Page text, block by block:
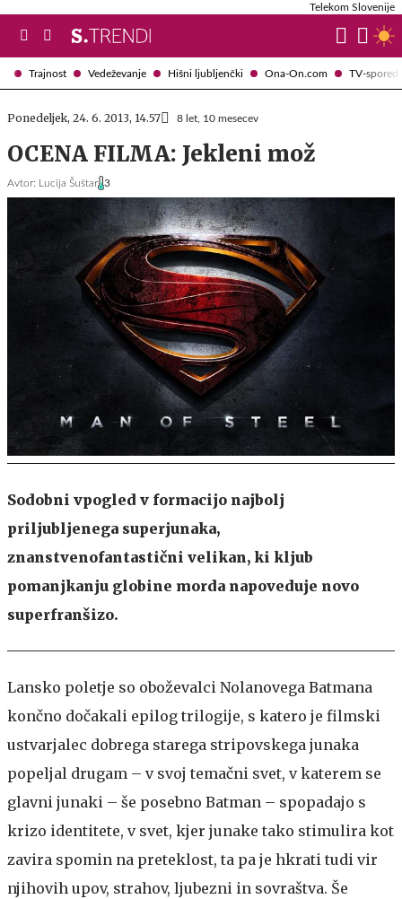
Trajnost Vedeževanje Hišni ljubljenčki Ona-On.com TV-spored
Telekom Slovenije
Ponedeljek, 24. 6. 2013, 14.57 8 let, 10 mesecev
OCENA FILMA: Jekleni mož
Avtor: Lucija Šuštar 3
Sodobni vpogled v formacijo najbolj
priljubljenega superjunaka,
znanstvenofantastični velikan, ki kljub
pomanjkanju globine morda napoveduje novo
superfranšizo.
Lansko poletje so oboževalci Nolanovega Batmana
končno dočakali epilog trilogije, s katero je filmski
ustvarjalec dobrega starega stripovskega junaka
popeljal drugam – v svoj temačni svet, v katerem se
glavni junaki – še posebno Batman – spopadajo s
krizo identitete, v svet, kjer junake tako stimulira kot
zavira spomin na preteklost, ta pa je hkrati tudi vir
njihovih upov, strahov, ljubezni in sovraštva. Še